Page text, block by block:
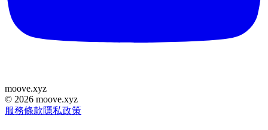
moove.xyz
© 2026 moove.xyz
服務條款隱私政策